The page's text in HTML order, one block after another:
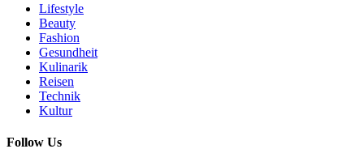
Lifestyle
Beauty
Fashion
Gesundheit
Kulinarik
Reisen
Technik
Kultur
Follow Us